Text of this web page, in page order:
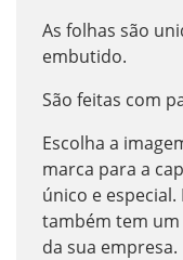
As folhas são
embutido.
São feitas com
Escolha a
marca para a
único e
também tem
da sua empresa.